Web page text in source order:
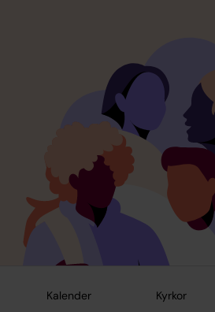
Kalender Kyrkor